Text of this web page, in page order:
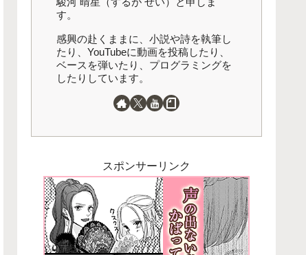
す。
感興の赴くままに、小説や詩を執筆し
たり、YouTubeに動画を投稿したり、
ベースを弾いたり、プログラミングを
したりしています。
スポンサーリンク